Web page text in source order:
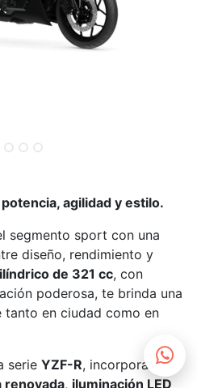
agilidad y estilo.
segmento sport con una
diseño, rendimiento y
de 321 cc, con
poderosa, te brinda una
en ciudad como en
serie YZF-R, incorpora una
renovada, iluminación LED